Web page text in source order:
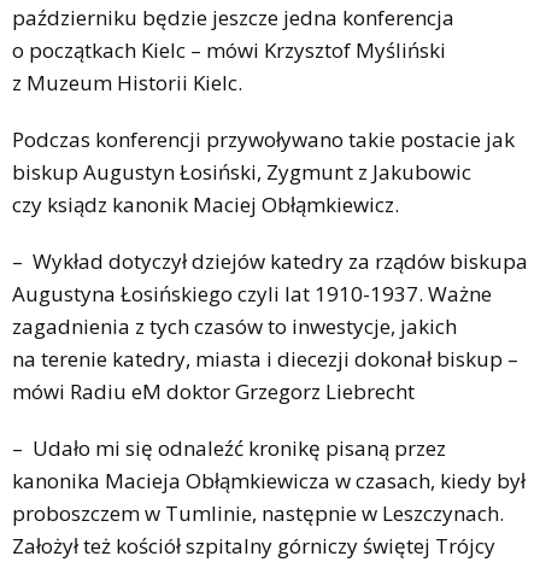
październiku będzie jeszcze jedna konferencja
o początkach Kielc – mówi Krzysztof Myśliński
z Muzeum Historii Kielc.
Podczas konferencji przywoływano takie postacie jak
biskup Augustyn Łosiński, Zygmunt z Jakubowic
czy ksiądz kanonik Maciej Obłąmkiewicz.
– Wykład dotyczył dziejów katedry za rządów biskupa
Augustyna Łosińskiego czyli lat 1910-1937. Ważne
zagadnienia z tych czasów to inwestycje, jakich
na terenie katedry, miasta i diecezji dokonał biskup –
mówi Radiu eM doktor Grzegorz Liebrecht
– Udało mi się odnaleźć kronikę pisaną przez
kanonika Macieja Obłąmkiewicza w czasach, kiedy był
proboszczem w Tumlinie, następnie w Leszczynach.
Założył też kościół szpitalny górniczy świętej Trójcy